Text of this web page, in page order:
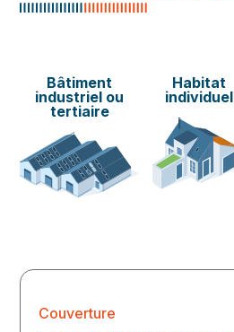
Bâtiment
industriel ou
tertiaire
Habitat
individuel
Couverture